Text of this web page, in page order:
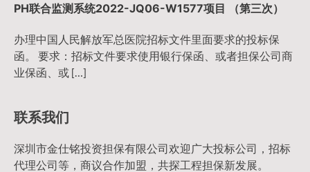
PH联合监测系统2022-JQ06-W1577项目 （第三次）
办理中国人民解放军总医院招标文件里面要求的投标保
函。 要求：招标文件要求使用银行保函、或者担保公司商
业保函、或 […]
联系我们
深圳市金仕铭投资担保有限公司欢迎广大投标公司，招标
代理公司等，商议合作加盟，共探工程担保新发展。